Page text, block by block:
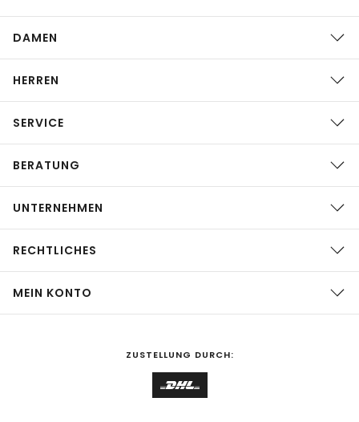
DAMEN
HERREN
SERVICE
BERATUNG
UNTERNEHMEN
RECHTLICHES
MEIN KONTO
ZUSTELLUNG DURCH: